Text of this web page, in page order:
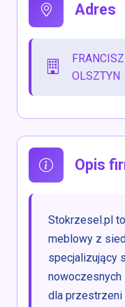
Adres
OLSZTYN
Opis
Stokrzesel.pl
meblowy z
specjalizujący
nowoczesnych
dla przestrzeni